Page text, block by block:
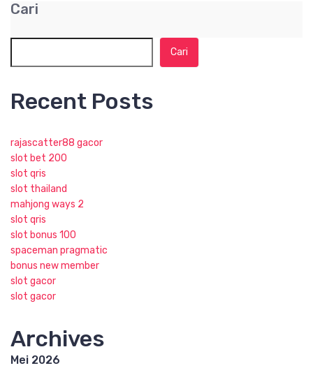
Cari
Cari
Recent Posts
rajascatter88 gacor
slot bet 200
slot qris
slot thailand
mahjong ways 2
slot qris
slot bonus 100
spaceman pragmatic
bonus new member
slot gacor
slot gacor
Archives
Mei 2026